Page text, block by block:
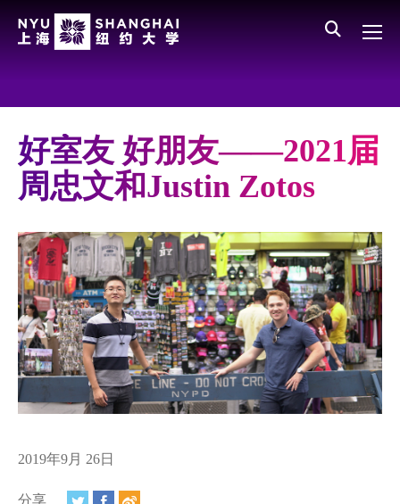
All NYU
学校领导
师资队伍
新闻与媒体报道
人物
聚焦
媒体视点
视频
好室友 好朋友——2021届
周忠文和Justin Zotos
2019年9月 26日